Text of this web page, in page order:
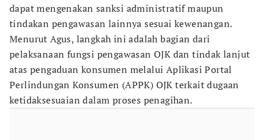
dapat mengenakan sanksi administratif maupun
tindakan pengawasan lainnya sesuai kewenangan.
Menurut Agus, langkah ini adalah bagian dari
pelaksanaan fungsi pengawasan OJK dan tindak lanjut
atas pengaduan konsumen melalui Aplikasi Portal
Perlindungan Konsumen (APPK) OJK terkait dugaan
ketidaksesuaian dalam proses penagihan.